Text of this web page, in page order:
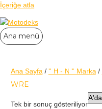
İçeriğe atla
Ana menü
Ana Sayfa / '' H - N '' Marka /
WRE
Tek bir sonuç gösteriliyor